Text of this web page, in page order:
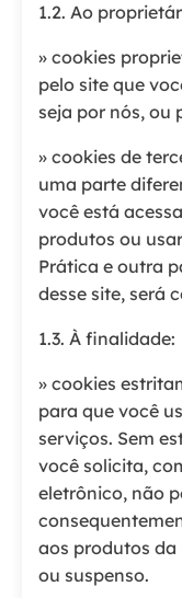
1.2. Ao
» cookies
pelo site que
seja por nós, ou
» cookies de
uma parte
você está
produtos ou
Prática e outra
desse site, será
1.3. À finalidade:
» cookies
para que você
serviços. Sem
você solicita,
eletrônico, não
aos produtos
ou suspenso.